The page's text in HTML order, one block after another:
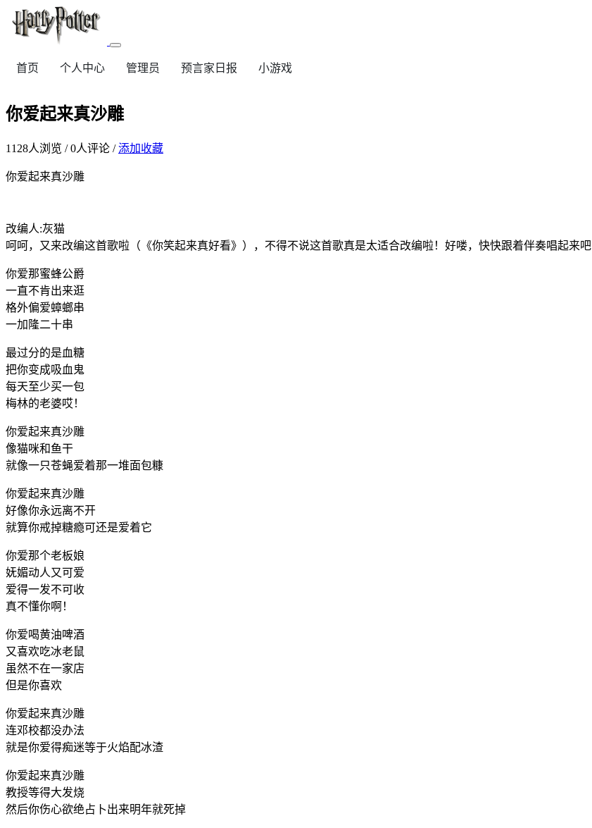
首页 个人中心 管理员 预言家日报 小游戏
你爱起来真沙雕
1128人浏览 /0人评论 /添加收藏
你爱起来真沙雕
改编人:灰猫
呵呵，又来改编这首歌啦（《你笑起来真好看》），不得不说这首歌真是太适合改编啦！好喽，快快跟着伴奏唱起来吧
你爱那蜜蜂公爵
一直不肯出来逛
格外偏爱蟑螂串
一加隆二十串
最过分的是血糖
把你变成吸血鬼
每天至少买一包
梅林的老婆哎！
你爱起来真沙雕
像猫咪和鱼干
就像一只苍蝇爱着那一堆面包糠
你爱起来真沙雕
好像你永远离不开
就算你戒掉糖瘾可还是爱着它
你爱那个老板娘
妩媚动人又可爱
爱得一发不可收
真不懂你啊！
你爱喝黄油啤酒
又喜欢吃冰老鼠
虽然不在一家店
但是你喜欢
你爱起来真沙雕
连邓校都没办法
就是你爱得痴迷等于火焰配冰渣
你爱起来真沙雕
教授等得大发烧
然后你伤心欲绝占卜出来明年就死掉